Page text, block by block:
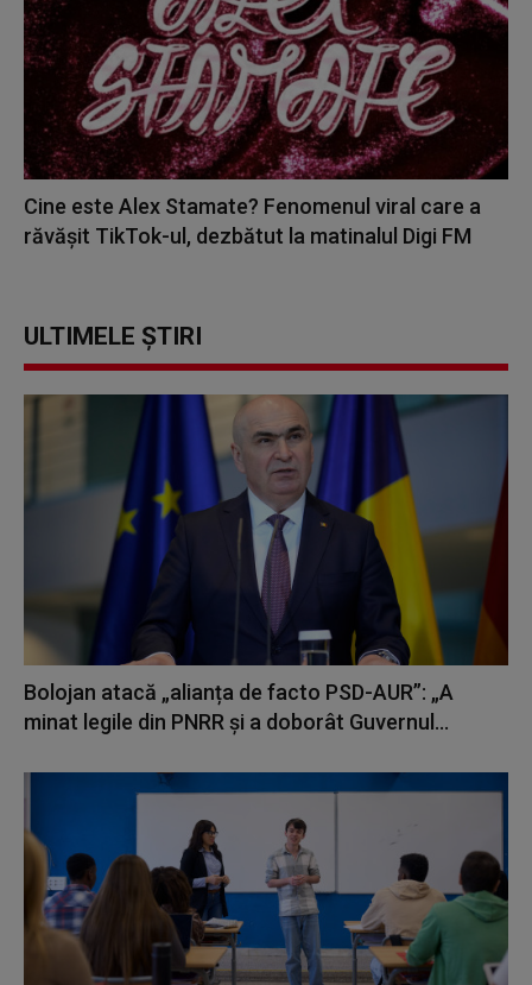
Cine este Alex Stamate? Fenomenul viral care a
răvășit TikTok-ul, dezbătut la matinalul Digi FM
ULTIMELE ȘTIRI
Bolojan atacă „alianța de facto PSD-AUR”: „A
minat legile din PNRR și a doborât Guvernul...